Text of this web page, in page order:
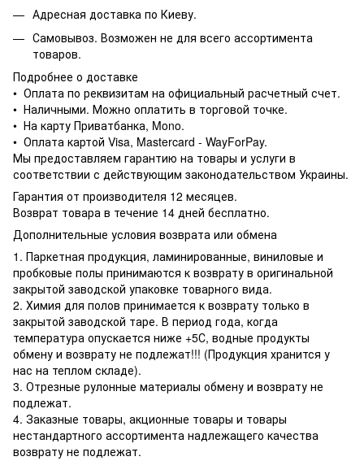
Адресная доставка по Киеву.
Самовывоз. Возможен не для всего ассортимента
товаров.
Подробнее о доставке
• Оплата по реквизитам на официальный расчетный счет.
• Наличными. Можно оплатить в торговой точке.
• На карту Приватбанка, Mono.
• Оплата картой Visa, Mastercard - WayForPay.
Мы предоставляем гарантию на товары и услуги в
соответствии с действующим законодательством Украины.
Гарантия от производителя 12 месяцев.
Возврат товара в течение 14 дней бесплатно.
Дополнительные условия возврата или обмена
1. Паркетная продукция, ламинированные, виниловые и
пробковые полы принимаются к возврату в оригинальной
закрытой заводской упаковке товарного вида.
2. Химия для полов принимается к возврату только в
закрытой заводской таре. В период года, когда
температура опускается ниже +5С, водные продукты
обмену и возврату не подлежат!!! (Продукция хранится у
нас на теплом складе).
3. Отрезные рулонные материалы обмену и возврату не
подлежат.
4. Заказные товары, акционные товары и товары
нестандартного ассортимента надлежащего качества
возврату не подлежат.